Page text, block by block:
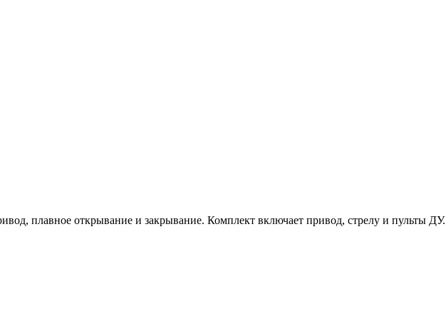
плавное открывание и закрывание. Комплект включает привод, стрелу и пульты ДУ.